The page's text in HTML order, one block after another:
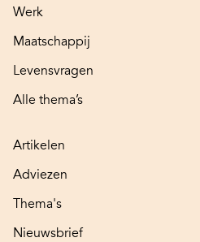
Werk
Maatschappij
Levensvragen
Alle thema’s
Artikelen
Adviezen
Thema's
Nieuwsbrief